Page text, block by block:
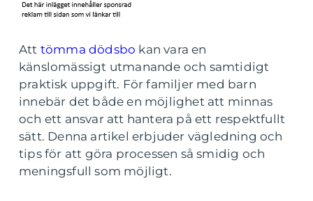
Att tömma dödsbo kan vara en
känslomässigt utmanande och samtidigt
praktisk uppgift. För familjer med barn
innebär det både en möjlighet att minnas
och ett ansvar att hantera på ett respektfullt
sätt. Denna artikel erbjuder vägledning och
tips för att göra processen så smidig och
meningsfull som möjligt.